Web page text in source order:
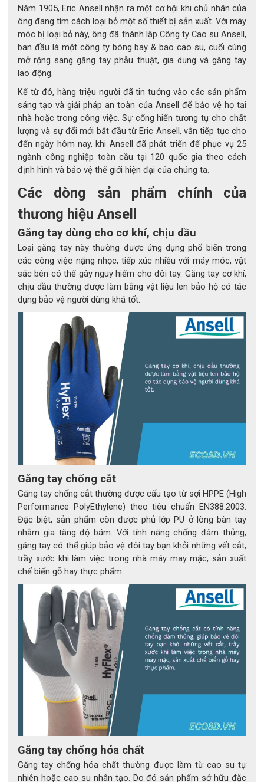
ĐẶC ĐIỂM NỔI BẬT CỦA GĂNG TAY
CÁCH ĐIỆN ANSELL 500V
ACTIVARMR 14" CLASS 00
Găng tay cách điện được làm từ
nhiên cao cấp, mang lại độ đàn hồi cao, dẻo dai và khả
năng cách điện ổn định. Sản phẩm nổi bật với độ bền
vượt trội, chống mài mòn và đâm xuyên tốt hơn nhiều
dòng găng tay cách điện 500V thông thường. Thiết kế
công thái học với size từ 7–12 giúp ôm sát bàn tay, tạo
cảm giác thoải mái khi làm việc lâu dài.
Chiều dài lên đến 360mm hỗ trợ bảo vệ cả vùng cổ tay
và một phần cẳng tay khỏi tia lửa điện và nguy cơ tiếp
xúc điện trực tiếp. Nhờ độ đàn hồi tối ưu, người dùng có
thể thao tác linh hoạt, cầm nắm chính xác các chi tiết
nhỏ như dây dẫn, đầu nối hay bảng mạch điện. Đặc biệt,
găng tay có thể giặt ở nhiệt độ 60°C mà vẫn giữ nguyên
khả năng cách điện, giúp tiết kiệm chi phí và kéo dài tuổi
thọ sử dụng.
ỨNG DỤNG THỰC TẾ
Lắp đặt, sửa chữa và bảo dưỡng hệ thống điện hạ thế,
tủ điện dân dụng và công nghiệp.
Sản xuất ô tô, đặc biệt là các dòng xe điện (EV) và xe
Hybrid.
Năm 1905, Eric Ansell nhận ra một cơ hội khi chủ nhân của
ông đang tìm cách loại bỏ một số thiết bị sản xuất. Với máy
móc bị loại bỏ này, ông đã thành lập Công ty Cao su Ansell,
ban đầu là một công ty bóng bay & bao cao su, cuối cùng
mở rộng sang găng tay phẫu thuật, gia dụng và găng tay
lao động.
Kể từ đó, hàng triệu người đã tin tưởng vào các sản phẩm
sáng tạo và giải pháp an toàn của Ansell để bảo vệ họ tại
nhà hoặc trong công việc. Sự cống hiến tương tự cho chất
lượng và sự đổi mới bắt đầu từ Eric Ansell, vẫn tiếp tục cho
đến ngày hôm nay, khi Ansell đã phát triển để phục vụ 25
ngành công nghiệp toàn cầu tại 120 quốc gia theo cách
định hình và bảo vệ thế giới hiện đại của chúng ta.
Các dòng sản phẩm chính của
thương hiệu Ansell
Găng tay dùng cho cơ khí, chịu dầu
Loại găng tay này thường được ứng dụng phổ biến trong
các công việc nặng nhọc, tiếp xúc nhiều với máy móc, vật
sắc bén có thể gây nguy hiểm cho đôi tay. Găng tay cơ khí,
chịu dầu thường được làm bằng vật liệu len bảo hộ có tác
dụng bảo vệ người dùng khá tốt.
Găng tay chống cắt
Găng tay chống cắt thường được cấu tạo từ sợi HPPE (High
Performance PolyEthylene) theo tiêu chuẩn EN388:2003.
Đặc biệt, sản phẩm còn được phủ lớp PU ở lòng bàn tay
nhằm gia tăng độ bám. Với tính năng chống đâm thủng,
găng tay có thể giúp bảo vệ đôi tay bạn khỏi những vết cắt,
trầy xước khi làm việc trong nhà máy may mặc, sản xuất
chế biến gỗ hay thực phẩm.
Găng tay chống hóa chất
Găng tay chống hóa chất thường được làm từ cao su tự
nhiên hoặc cao su nhân tạo. Do đó sản phẩm sở hữu đặc